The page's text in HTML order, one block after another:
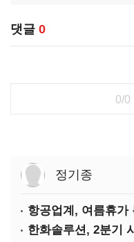
댓글 0
0/0
정기종
항공업계, 여름휴
한화솔루션, 2분기